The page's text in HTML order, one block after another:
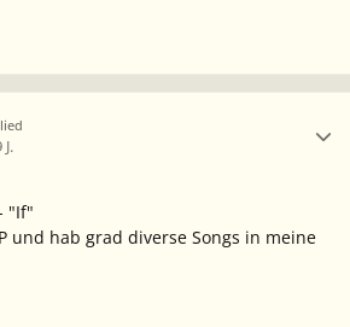
J.
"If"
und hab grad diverse Songs in meine